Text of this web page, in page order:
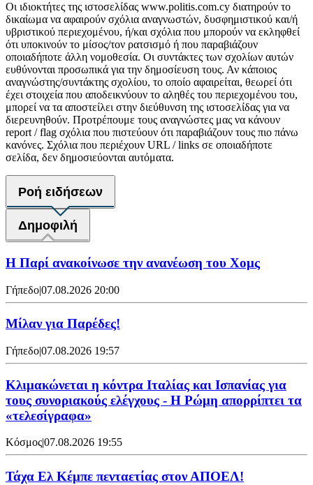
Οι ιδιοκτήτες της ιστοσελίδας www.politis.com.cy διατηρούν το
δικαίωμα να αφαιρούν σχόλια αναγνωστών, δυσφημιστικού και/ή
υβριστικού περιεχομένου, ή/και σχόλια που μπορούν να εκληφθεί
ότι υποκινούν το μίσος/τον ρατσισμό ή που παραβιάζουν
οποιαδήποτε άλλη νομοθεσία. Οι συντάκτες των σχολίων αυτών
ευθύνονται προσωπικά για την δημοσίευση τους. Αν κάποιος
αναγνώστης/συντάκτης σχολίου, το οποίο αφαιρείται, θεωρεί ότι
έχει στοιχεία που αποδεικνύουν το αληθές του περιεχομένου του,
μπορεί να τα αποστείλει στην διεύθυνση της ιστοσελίδας για να
διερευνηθούν. Προτρέπουμε τους αναγνώστες μας να κάνουν
report / flag σχόλια που πιστεύουν ότι παραβιάζουν τους πιο πάνω
κανόνες. Σχόλια που περιέχουν URL / links σε οποιαδήποτε
σελίδα, δεν δημοσιεύονται αυτόματα.
Ροή ειδήσεων
Δημοφιλή
Η Παρί ανακοίνωσε την ανανέωση του Χομς
Γήπεδο|07.08.2026 20:00
Μίλαν για Παρέδες!
Γήπεδο|07.08.2026 19:57
Κλιμακώνεται η κόντρα Ιταλίας και Ισπανίας για
τους συνοριακούς ελέγχους - Η Ρώμη απορρίπτει τα
«τελεσίγραφα»
Κόσμος|07.08.2026 19:55
Τάχα Ελ Κέμπε πενταετίας στον ΑΠΟΕΛ!